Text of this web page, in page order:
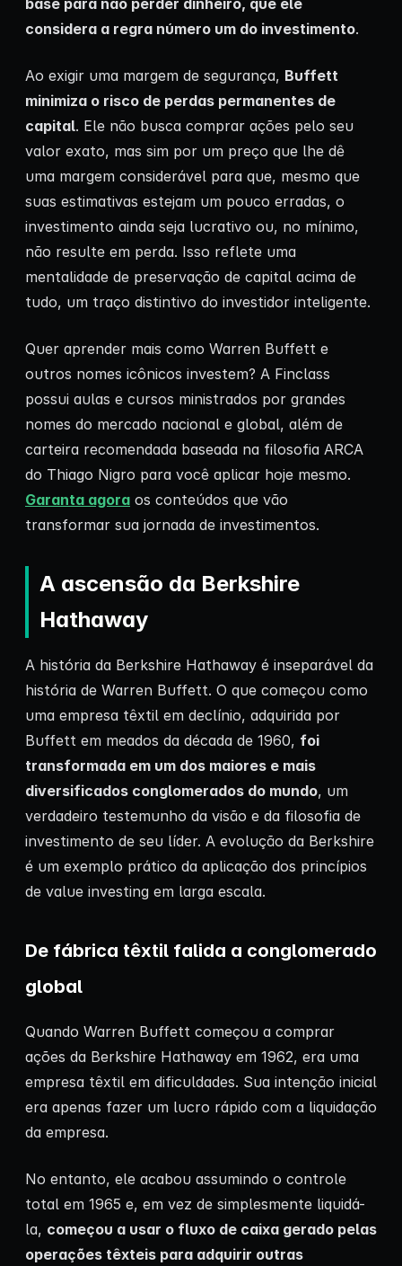
base para não perder dinheiro, que ele
considera a regra número um do investimento.
Ao exigir uma margem de segurança, Buffett
minimiza o risco de perdas permanentes de
capital. Ele não busca comprar ações pelo seu
valor exato, mas sim por um preço que lhe dê
uma margem considerável para que, mesmo que
suas estimativas estejam um pouco erradas, o
investimento ainda seja lucrativo ou, no mínimo,
não resulte em perda. Isso reflete uma
mentalidade de preservação de capital acima de
tudo, um traço distintivo do investidor inteligente.
Quer aprender mais como Warren Buffett e
outros nomes icônicos investem? A Finclass
possui aulas e cursos ministrados por grandes
nomes do mercado nacional e global, além de
carteira recomendada baseada na filosofia ARCA
do Thiago Nigro para você aplicar hoje mesmo.
Garanta agora os conteúdos que vão
transformar sua jornada de investimentos.
A ascensão da Berkshire
Hathaway
A história da Berkshire Hathaway é inseparável da
história de Warren Buffett. O que começou como
uma empresa têxtil em declínio, adquirida por
Buffett em meados da década de 1960, foi
transformada em um dos maiores e mais
diversificados conglomerados do mundo, um
verdadeiro testemunho da visão e da filosofia de
investimento de seu líder. A evolução da Berkshire
é um exemplo prático da aplicação dos princípios
de value investing em larga escala.
De fábrica têxtil falida a conglomerado
global
Quando Warren Buffett começou a comprar
ações da Berkshire Hathaway em 1962, era uma
empresa têxtil em dificuldades. Sua intenção inicial
era apenas fazer um lucro rápido com a liquidação
da empresa.
No entanto, ele acabou assumindo o controle
total em 1965 e, em vez de simplesmente liquidá-
la, começou a usar o fluxo de caixa gerado pelas
operações têxteis para adquirir outras